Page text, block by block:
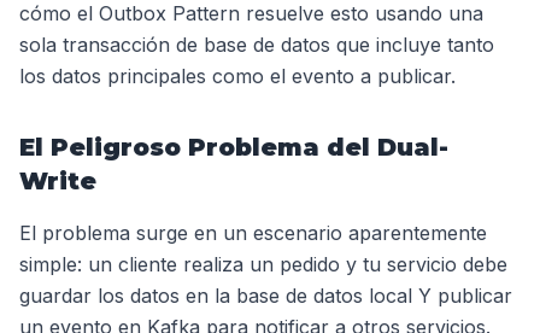
cómo el Outbox Pattern resuelve esto usando una
sola transacción de base de datos que incluye tanto
los datos principales como el evento a publicar.
El Peligroso Problema del Dual-
Write
El problema surge en un escenario aparentemente
simple: un cliente realiza un pedido y tu servicio debe
guardar los datos en la base de datos local Y publicar
un evento en Kafka para notificar a otros servicios.